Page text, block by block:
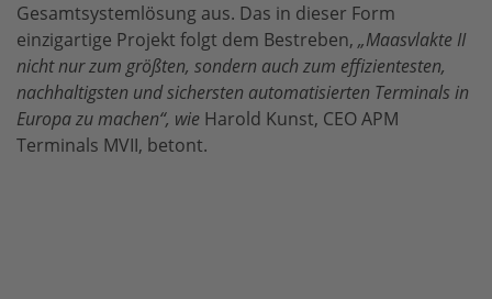
Gesamtsystemlösung aus. Das in dieser Form
einzigartige Projekt folgt dem Bestreben, „Maasvlakte II
nicht nur zum größten, sondern auch zum effizientesten,
nachhaltigsten und sichersten automatisierten Terminals in
Europa zu machen“, wie Harold Kunst, CEO APM
Terminals MVII, betont.